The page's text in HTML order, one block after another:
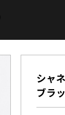
シャ
ブラ